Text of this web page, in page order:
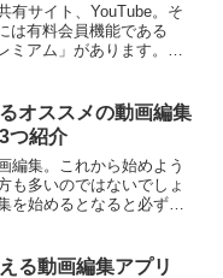
有サイト、YouTube。そ
は有料会員機能である
ミアム」があります。し
も多いのではないでしょ
オススメの動画編集
つ紹介
編集。これから始めよう
も多いのではないでしょ
を始めるとなると必ず動
めにくい！」と思ってい
る動画編集アプリ